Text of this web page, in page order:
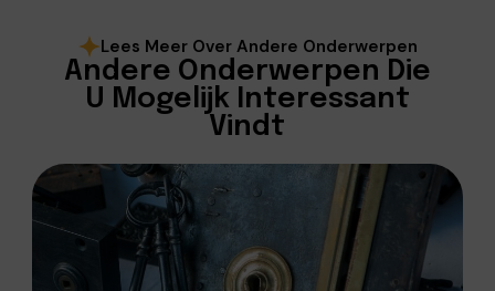
Lees Meer Over Andere Onderwerpen
Andere Onderwerpen Die
U Mogelijk Interessant
Vindt